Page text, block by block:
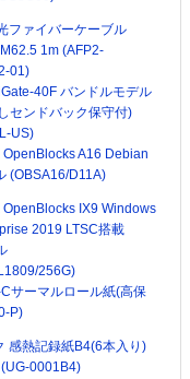
ファイバーケーブル
1m (AFP2-
01)
40F バンドルモデル
センドバック保守付)
US)
OpenBlocks A16 Debian
(OBSA16/D11A)
OpenBlocks IX9 Windows
2019 LTSC搭載
256G)
サーマルロール紙(高保
P)
感熱記録紙B4(6本入り)
0001B4)